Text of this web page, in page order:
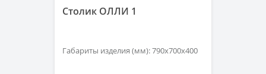
Столик ОЛЛИ 1
Габариты изделия (мм): 790х700х400